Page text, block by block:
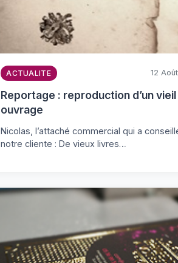
ACTUALITE 12
Reportage : reproduction d’un vieil
ouvrage
Nicolas, l’attaché commercial qui a
notre cliente : De vieux livres…